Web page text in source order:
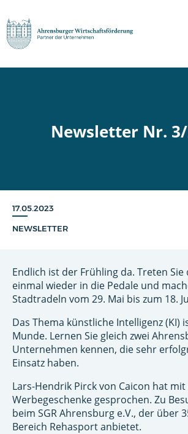
Newsletter Nr.
17.05.2023
NEWSLETTER
Endlich ist der Frühling da. Treten Sie
einmal wieder in die Pedale und
Stadtradeln vom 29. Mai bis zum 18.
Das Thema künstliche Intelligenz (KI)
Munde. Lernen Sie gleich zwei
Unternehmen kennen, die sehr
Einsatz haben.
Lars-Hendrik Pirck von Caicon hat
Werbegeschenke gesprochen. Zu
beim SGR Ahrensburg e.V., der über
Bereich Rehasport anbietet.